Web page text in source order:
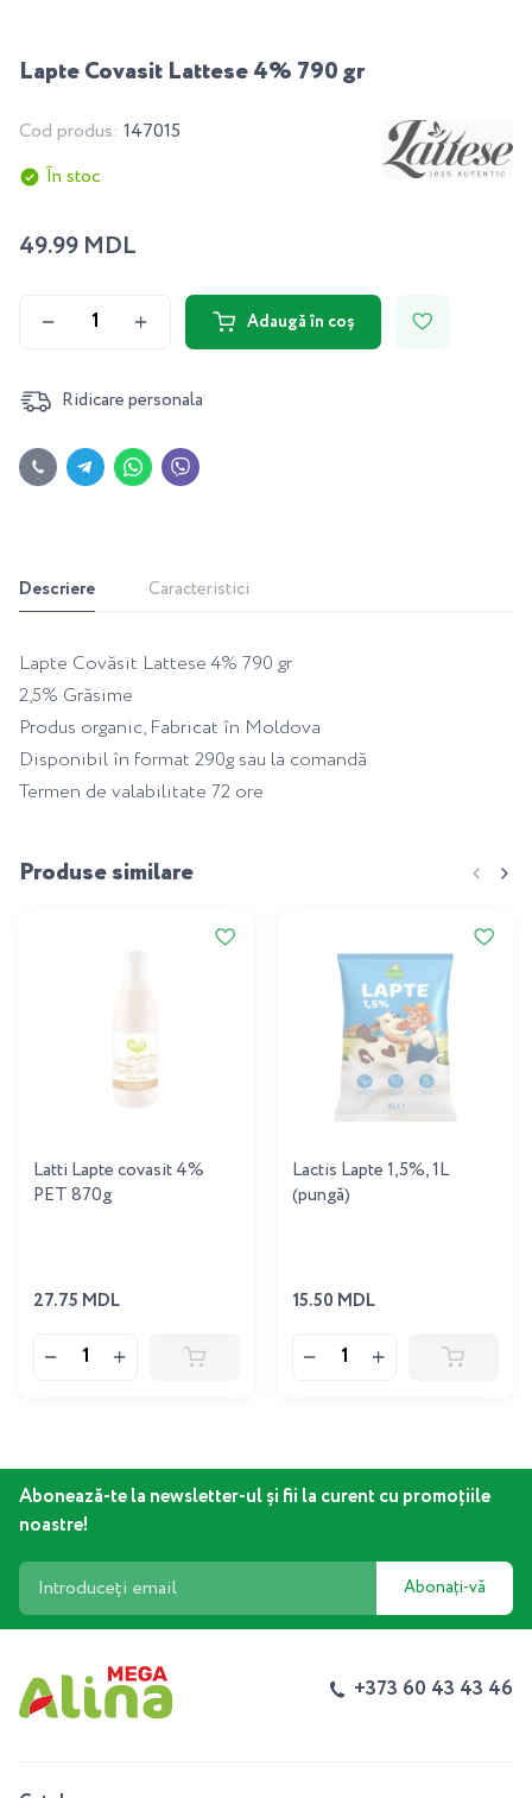
Lapte Covasit Lattese 4% 790 gr
Cod produs: 147015
În stoc
49.99 MDL
Adaugă în coș
Ridicare personala
Descriere Caracteristici
Lapte Covăsit Lattese 4% 790 gr
2,5% Grăsime
Produs organic, Fabricat în Moldova
Disponibil în format 290g sau la comandă
Termen de valabilitate 72 ore
Produse similare
Latti Lapte covasit 4%
PET 870g
27.75 MDL
Lactis Lapte 1,5%, 1L
(pungă)
15.50 MDL
Abonează-te la newsletter-ul și fii la curent cu promoțiile
noastre!
Abonați-vă
+373 60 43 43 46